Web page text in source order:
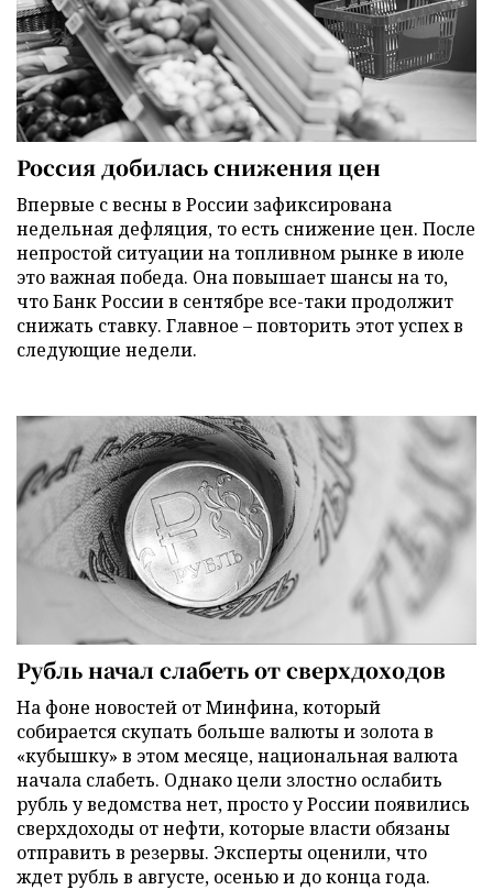
Россия добилась снижения цен
Впервые с весны в России зафиксирована
недельная дефляция, то есть снижение цен. После
непростой ситуации на топливном рынке в июле
это важная победа. Она повышает шансы на то,
что Банк России в сентябре все-таки продолжит
снижать ставку. Главное – повторить этот успех в
следующие недели.
Рубль начал слабеть от сверхдоходов
На фоне новостей от Минфина, который
собирается скупать больше валюты и золота в
«кубышку» в этом месяце, национальная валюта
начала слабеть. Однако цели злостно ослабить
рубль у ведомства нет, просто у России появились
сверхдоходы от нефти, которые власти обязаны
отправить в резервы. Эксперты оценили, что
ждет рубль в августе, осенью и до конца года.